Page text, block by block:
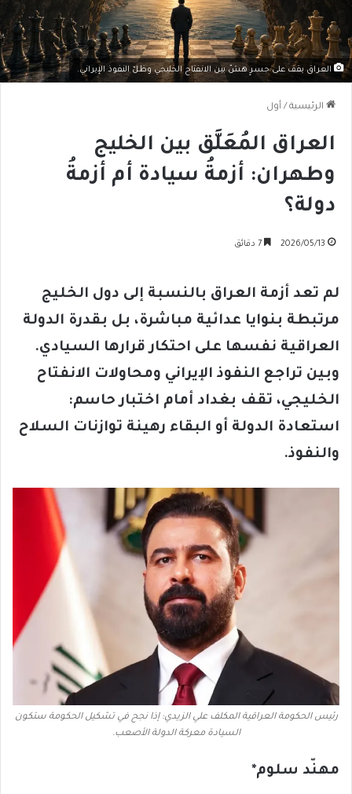
العراق يقف على جسرٍ هشّ بين الانفتاح الخليجي وظلّ النفوذ الإيراني.
الرئيسية / أول
العراق المُعَلَّق بين الخليج
وطهران: أزمةُ سيادة أم أزمةُ
دولة؟
2026/05/13
لم تعد أزمة العراق بالنسبة إلى دول الخليج
مرتبطة بنوايا عدائية مباشرة، بل بقدرة الدولة
العراقية نفسها على احتكار قرارها السيادي.
وبين تراجع النفوذ الإيراني ومحاولات الانفتاح
الخليجي، تقف بغداد أمام اختبار حاسم:
استعادة الدولة أو البقاء رهينة توازنات السلاح
والنفوذ.
رئيس الحكومة العراقية المكلف علي الزيدي: إذا نجح في تشكيل الحكومة ستكون
السيادة معركة الدولة الأصعب.
مهنّد سلوم*